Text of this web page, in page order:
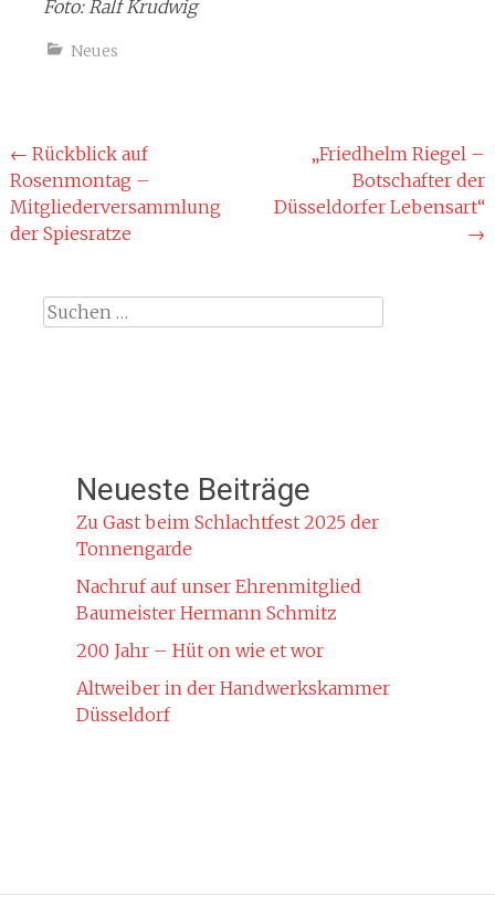
Foto: Ralf Krudwig
Neues
Beitragsnavigation
← Rückblick auf
Rosenmontag –
Mitgliederversammlung
der Spiesratze
„Friedhelm Riegel –
Botschafter der
Düsseldorfer Lebensart“
→
Suche
Neueste Beiträge
Zu Gast beim Schlachtfest 2025 der
Tonnengarde
Nachruf auf unser Ehrenmitglied
Baumeister Hermann Schmitz
200 Jahr – Hüt on wie et wor
Altweiber in der Handwerkskammer
Düsseldorf